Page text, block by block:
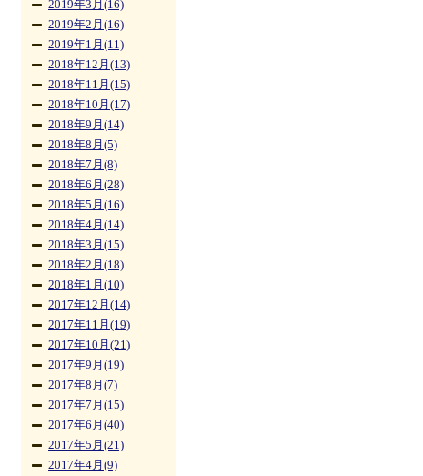
2019年3月(16)
2019年2月(16)
2019年1月(11)
2018年12月(13)
2018年11月(15)
2018年10月(17)
2018年9月(14)
2018年8月(5)
2018年7月(8)
2018年6月(28)
2018年5月(16)
2018年4月(14)
2018年3月(15)
2018年2月(18)
2018年1月(10)
2017年12月(14)
2017年11月(19)
2017年10月(21)
2017年9月(19)
2017年8月(7)
2017年7月(15)
2017年6月(40)
2017年5月(21)
2017年4月(9)